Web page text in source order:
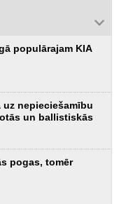
populārajam KIA
nepieciešamību
un ballistiskās
pogas, tomēr